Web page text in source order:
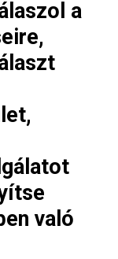
a
való